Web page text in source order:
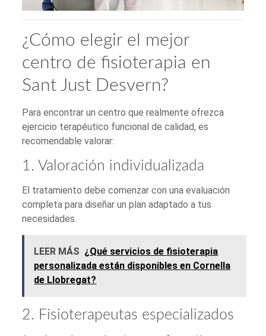
¿Cómo elegir el mejor
centro de fisioterapia en
Sant Just Desvern?
Para encontrar un centro que realmente ofrezca
ejercicio terapéutico funcional de calidad, es
recomendable valorar:
1. Valoración individualizada
El tratamiento debe comenzar con una evaluación
completa para diseñar un plan adaptado a tus
necesidades.
LEER MÁS ¿Qué servicios de fisioterapia
personalizada están disponibles en Cornella
de Llobregat?
2. Fisioterapeutas especializados